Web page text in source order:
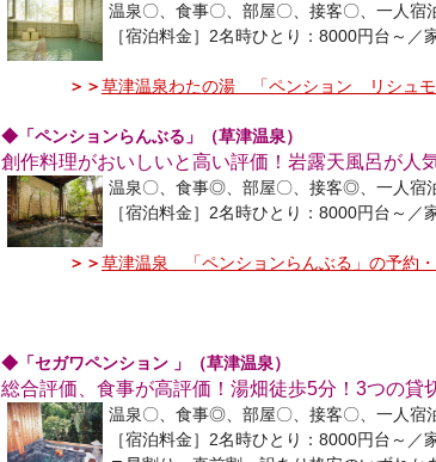
温泉〇、食事〇、部屋〇、接客〇、一人宿
［宿泊料金］2名時ひとり：8000円台～／
＞＞草津温泉わたの湯 「ペンション リシュモ
◆「ペンションらんぶる」（草津温泉）
創作料理がおいしいと高い評価！岩露天風呂が人
温泉〇、食事◎、部屋〇、接客◎、一人宿
［宿泊料金］2名時ひとり：8000円台～／
＞＞草津温泉 「ペンションらんぶる」の予約・
◆「セガワペンション 」（草津温泉）
総合評価、食事が高評価！湯畑徒歩5分！3つの貸
温泉〇、食事◎、部屋〇、接客〇、一人宿
［宿泊料金］2名時ひとり：8000円台～／